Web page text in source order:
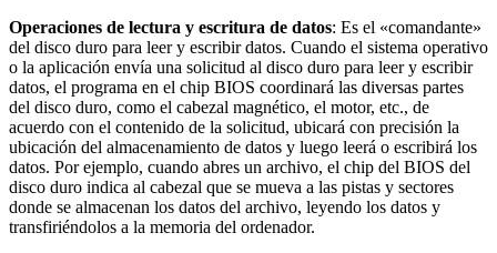
Operaciones de lectura y escritura de datos: Es el «comandante»
del disco duro para leer y escribir datos. Cuando el sistema operativo
o la aplicación envía una solicitud al disco duro para leer y escribir
datos, el programa en el chip BIOS coordinará las diversas partes
del disco duro, como el cabezal magnético, el motor, etc., de
acuerdo con el contenido de la solicitud, ubicará con precisión la
ubicación del almacenamiento de datos y luego leerá o escribirá los
datos. Por ejemplo, cuando abres un archivo, el chip del BIOS del
disco duro indica al cabezal que se mueva a las pistas y sectores
donde se almacenan los datos del archivo, leyendo los datos y
transfiriéndolos a la memoria del ordenador.